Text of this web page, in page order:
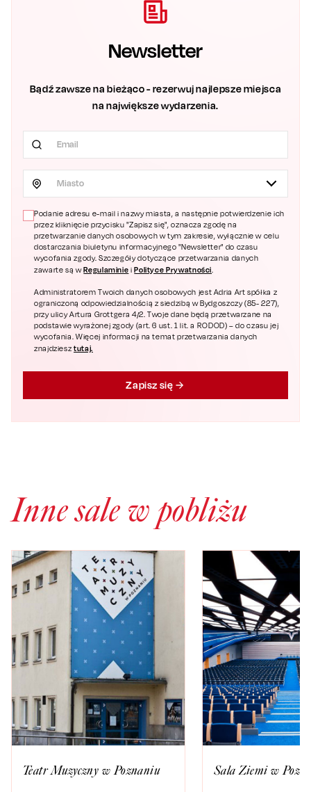
Newsletter
Bądź zawsze na bieżąco - rezerwuj najlepsze miejsca
na największe wydarzenia.
Miasto
Podanie adresu e-mail i nazwy miasta, a następnie potwierdzenie ich
przez kliknięcie przycisku "Zapisz się", oznacza zgodę na
przetwarzanie danych osobowych w tym zakresie, wyłącznie w celu
dostarczania biuletynu informacyjnego "Newsletter" do czasu
wycofania zgody. Szczegóły dotyczące przetwarzania danych
zawarte są wRegulaminie iPolityce Prywatności.
Administratorem Twoich danych osobowych jest Adria Art spółka z
ograniczoną odpowiedzialnością z siedzibą w Bydgoszczy (85- 227),
przy ulicy Artura Grottgera 4/2. Twoje dane będą przetwarzane na
podstawie wyrażonej zgody (art. 6 ust. 1 lit. a RODOD) – do czasu jej
wycofania. Więcej informacji na temat przetwarzania danych
znajdziesztutaj.
Zapisz się
Inne sale w pobliżu
Teatr Muzyczny w Poznaniu Sala Ziemi w